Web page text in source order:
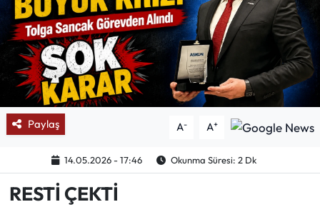
Paylaş A- A+
14.05.2026 - 17:46 Okunma Süresi: 2 Dk
RESTİ ÇEKTİ
Röportaj
Manşet
Köşe Yazıları
Karikatür Galeri
BIK
ASTROLOJİ